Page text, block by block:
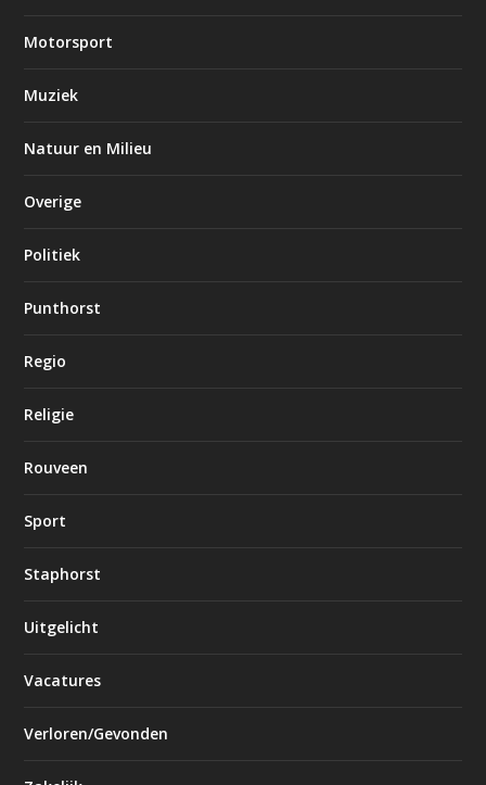
Motorsport
Muziek
Natuur en Milieu
Overige
Politiek
Punthorst
Regio
Religie
Rouveen
Sport
Staphorst
Uitgelicht
Vacatures
Verloren/Gevonden